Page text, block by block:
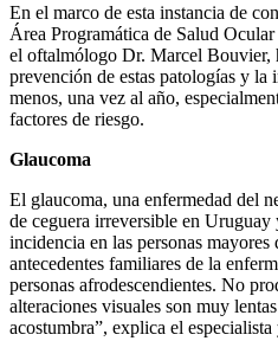
En el marco de esta instancia de
Área Programática de Salud
el oftalmólogo Dr. Marcel Bouvier,
prevención de estas patologías y la
menos, una vez al año,
factores de riesgo.
Glaucoma
El glaucoma, una enfermedad del
de ceguera irreversible en
incidencia en las personas mayores
antecedentes familiares de la
personas afrodescendientes. No
alteraciones visuales son muy
acostumbra”, explica el